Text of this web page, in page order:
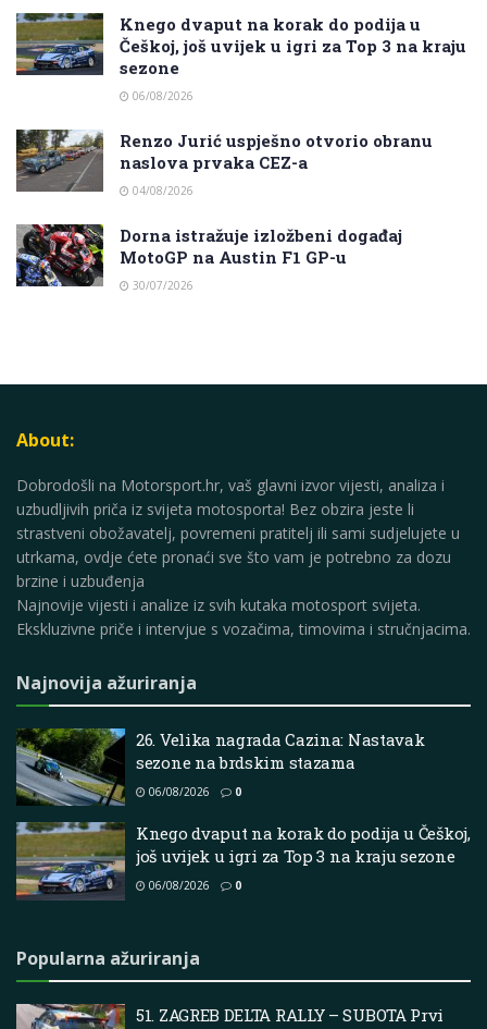
Knego dvaput na korak do podija u
Češkoj, još uvijek u igri za Top 3 na kraju
sezone
06/08/2026
Renzo Jurić uspješno otvorio obranu
naslova prvaka CEZ-a
04/08/2026
Dorna istražuje izložbeni događaj
MotoGP na Austin F1 GP-u
30/07/2026
About:
Dobrodošli na Motorsport.hr, vaš glavni izvor vijesti, analiza i
uzbudljivih priča iz svijeta motosporta! Bez obzira jeste li
strastveni obožavatelj, povremeni pratitelj ili sami sudjelujete u
utrkama, ovdje ćete pronaći sve što vam je potrebno za dozu
brzine i uzbuđenja
Najnovije vijesti i analize iz svih kutaka motosport svijeta.
Ekskluzivne priče i intervjue s vozačima, timovima i stručnjacima.
Najnovija ažuriranja
26. Velika nagrada Cazina: Nastavak
sezone na brdskim stazama
06/08/2026 0
Knego dvaput na korak do podija u Češkoj,
još uvijek u igri za Top 3 na kraju sezone
06/08/2026 0
Popularna ažuriranja
51. ZAGREB DELTA RALLY – SUBOTA Prvi